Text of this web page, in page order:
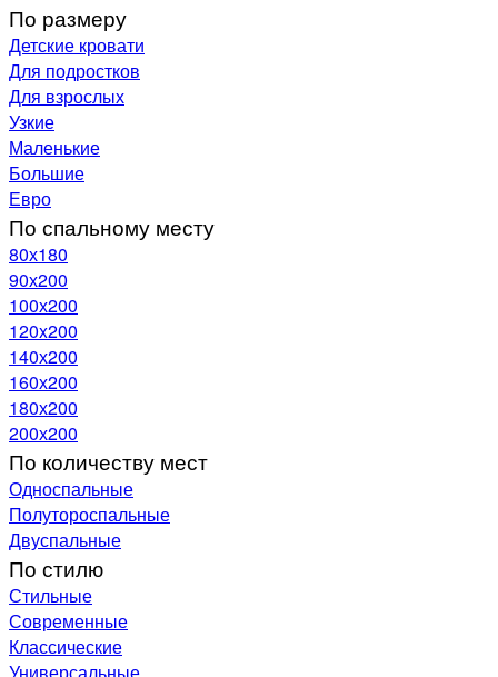
По размеру
Детские кровати
Для подростков
Для взрослых
Узкие
Маленькие
Большие
Евро
По спальному месту
80х180
90х200
100х200
120x200
140х200
160х200
180х200
200х200
По количеству мест
Односпальные
Полутороспальные
Двуспальные
По стилю
Стильные
Современные
Классические